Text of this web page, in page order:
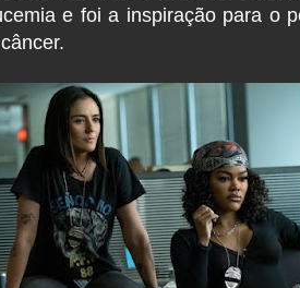
e foi a inspiração para o